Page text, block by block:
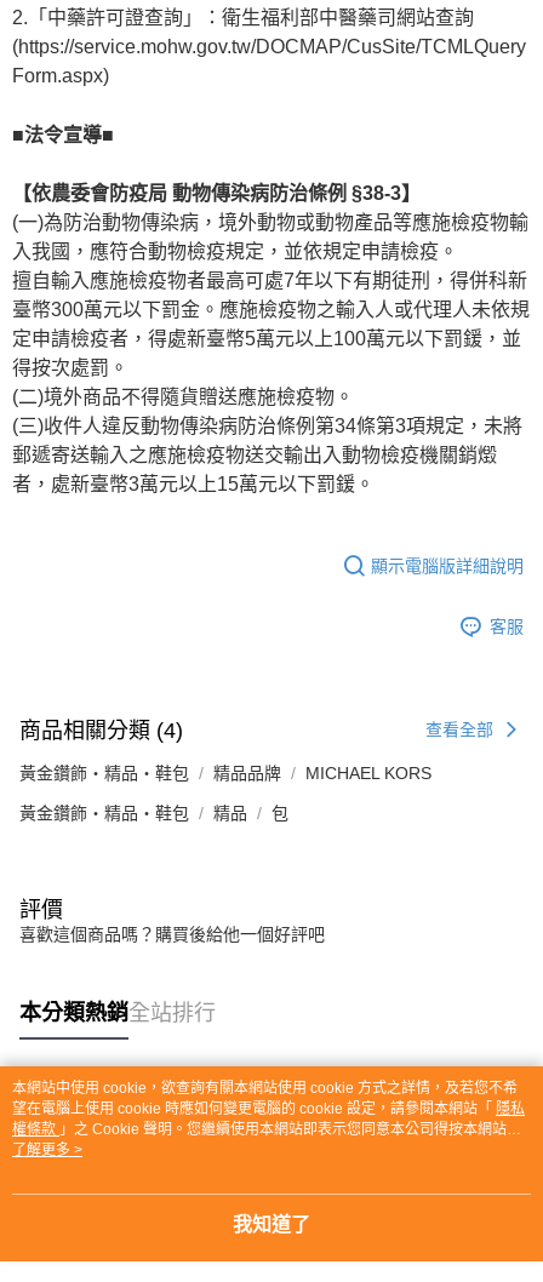
2.「中藥許可證查詢」：衛生福利部中醫藥司網站查詢
(https://service.mohw.gov.tw/DOCMAP/CusSite/TCMLQuery
Form.aspx)
■法令宣導■
【依農委會防疫局 動物傳染病防治條例 §38-3】
(一)為防治動物傳染病，境外動物或動物產品等應施檢疫物輸
入我國，應符合動物檢疫規定，並依規定申請檢疫。
擅自輸入應施檢疫物者最高可處7年以下有期徒刑，得併科新
臺幣300萬元以下罰金。應施檢疫物之輸入人或代理人未依規
定申請檢疫者，得處新臺幣5萬元以上100萬元以下罰鍰，並
得按次處罰。
(二)境外商品不得隨貨贈送應施檢疫物。
(三)收件人違反動物傳染病防治條例第34條第3項規定，未將
郵遞寄送輸入之應施檢疫物送交輸出入動物檢疫機關銷燬
者，處新臺幣3萬元以上15萬元以下罰鍰。
顯示電腦版詳細說明
客服
商品相關分類 (4) 查看全部
黃金鑽飾・精品・鞋包 精品品牌 MICHAEL KORS
黃金鑽飾・精品・鞋包 精品 包
評價
喜歡這個商品嗎？購買後給他一個好評吧
本分類熱銷全站排行
熱門標籤
本網站中使用 cookie，欲查詢有關本網站使用 cookie 方式之詳情，及若您不希
望在電腦上使用 cookie 時應如何變更電腦的 cookie 設定，請參閱本網站「 隱私
權條款 」之 Cookie 聲明。您繼續使用本網站即表示您同意本公司得按本網站使
用條款之 Cookie 聲明使用 cookie。
了解更多 >
我知道了